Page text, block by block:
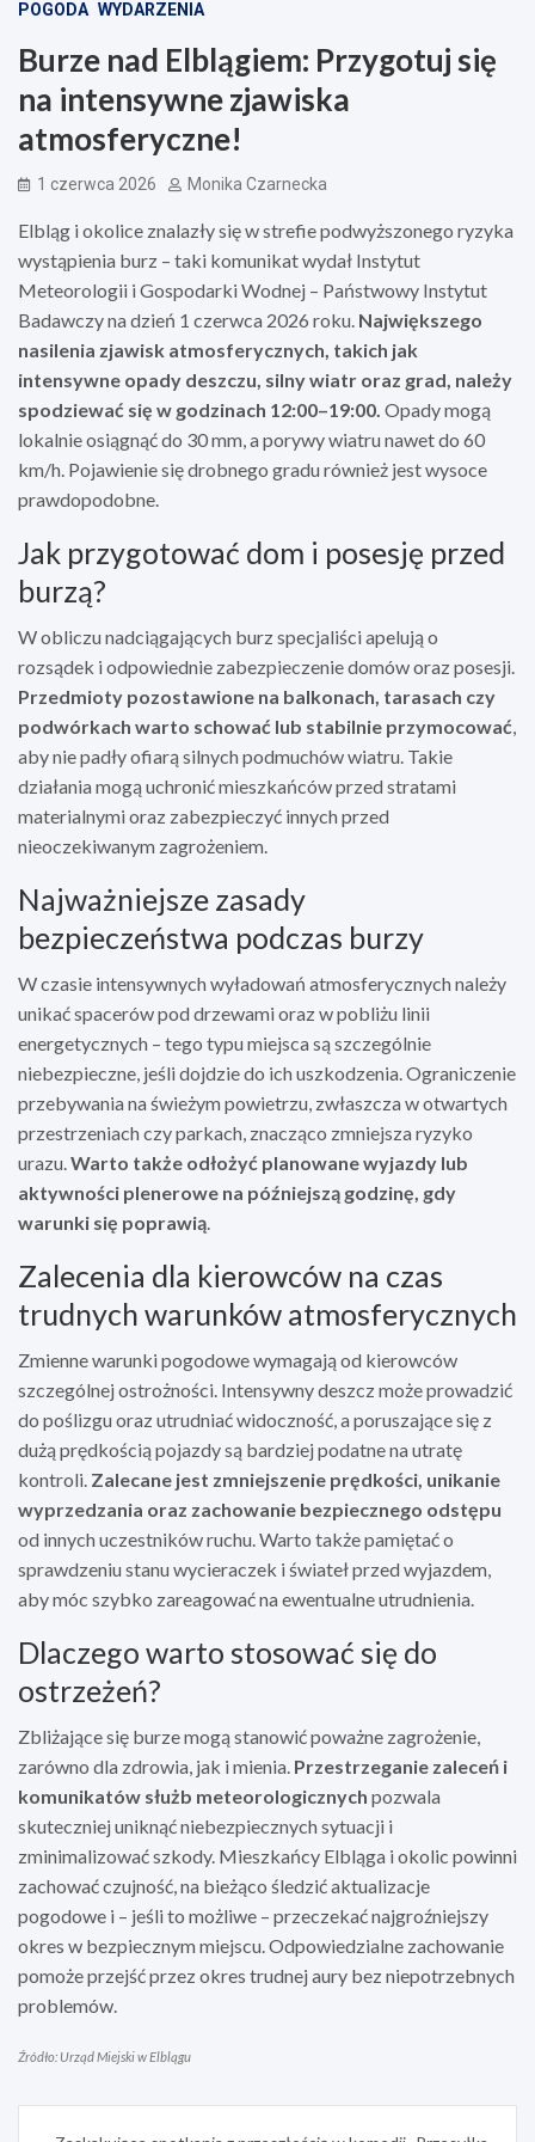
POGODA WYDARZENIA
Burze nad Elblągiem: Przygotuj się
na intensywne zjawiska
atmosferyczne!
1 czerwca 2026 Monika Czarnecka
Elbląg i okolice znalazły się w strefie podwyższonego ryzyka
wystąpienia burz – taki komunikat wydał Instytut
Meteorologii i Gospodarki Wodnej – Państwowy Instytut
Badawczy na dzień 1 czerwca 2026 roku. Największego
nasilenia zjawisk atmosferycznych, takich jak
intensywne opady deszczu, silny wiatr oraz grad, należy
spodziewać się w godzinach 12:00–19:00. Opady mogą
lokalnie osiągnąć do 30 mm, a porywy wiatru nawet do 60
km/h. Pojawienie się drobnego gradu również jest wysoce
prawdopodobne.
Jak przygotować dom i posesję przed
burzą?
W obliczu nadciągających burz specjaliści apelują o
rozsądek i odpowiednie zabezpieczenie domów oraz posesji.
Przedmioty pozostawione na balkonach, tarasach czy
podwórkach warto schować lub stabilnie przymocować,
aby nie padły ofiarą silnych podmuchów wiatru. Takie
działania mogą uchronić mieszkańców przed stratami
materialnymi oraz zabezpieczyć innych przed
nieoczekiwanym zagrożeniem.
Najważniejsze zasady
bezpieczeństwa podczas burzy
W czasie intensywnych wyładowań atmosferycznych należy
unikać spacerów pod drzewami oraz w pobliżu linii
energetycznych – tego typu miejsca są szczególnie
niebezpieczne, jeśli dojdzie do ich uszkodzenia. Ograniczenie
przebywania na świeżym powietrzu, zwłaszcza w otwartych
przestrzeniach czy parkach, znacząco zmniejsza ryzyko
urazu.Warto także odłożyć planowane wyjazdy lub
aktywności plenerowe na późniejszą godzinę, gdy
warunki się poprawią.
Zalecenia dla kierowców na czas
trudnych warunków atmosferycznych
Zmienne warunki pogodowe wymagają od kierowców
szczególnej ostrożności. Intensywny deszcz może prowadzić
do poślizgu oraz utrudniać widoczność, a poruszające się z
dużą prędkością pojazdy są bardziej podatne na utratę
kontroli. Zalecane jest zmniejszenie prędkości, unikanie
wyprzedzania oraz zachowanie bezpiecznego odstępu
od innych uczestników ruchu. Warto także pamiętać o
sprawdzeniu stanu wycieraczek i świateł przed wyjazdem,
aby móc szybko zareagować na ewentualne utrudnienia.
Dlaczego warto stosować się do
ostrzeżeń?
Zbliżające się burze mogą stanowić poważne zagrożenie,
zarówno dla zdrowia, jak i mienia. Przestrzeganie zaleceń i
komunikatów służb meteorologicznych pozwala
skuteczniej uniknąć niebezpiecznych sytuacji i
zminimalizować szkody. Mieszkańcy Elbląga i okolic powinni
zachować czujność, na bieżąco śledzić aktualizacje
pogodowe i – jeśli to możliwe – przeczekać najgroźniejszy
okres w bezpiecznym miejscu. Odpowiedzialne zachowanie
pomoże przejść przez okres trudnej aury bez niepotrzebnych
problemów.
Źródło: Urząd Miejski w Elblągu